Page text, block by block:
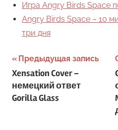
Игра Angry Birds Space
Angry Birds Space – 10
три дня
Навигация
по
записям
Предыдущая запись
Xensation Cover –
немецкий ответ
Gorilla Glass